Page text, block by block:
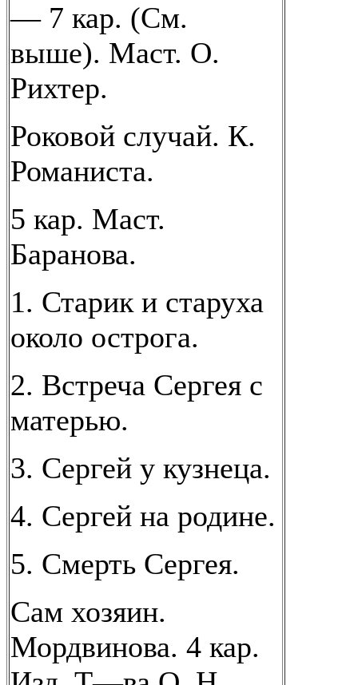
— 7 кар. (См.
выше). Маст. О.
Рихтер.
Роковой случай. К.
Романиста.
5 кар. Маст.
Баранова.
1. Старик и старуха
около острога.
2. Встреча Сергея с
матерью.
3. Сергей у кузнеца.
4. Сергей на родине.
5. Смерть Сергея.
Сам хозяин.
Мордвинова. 4 кар.